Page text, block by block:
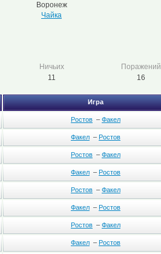
Воронеж
Чайка
Ничьих Поражений
11 16
Игра
Ростов – Факел
Факел – Ростов
Ростов – Факел
Факел – Ростов
Ростов – Факел
Факел – Ростов
Ростов – Факел
Факел – Ростов